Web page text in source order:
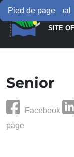
Menu principal
Contenu principal
Pied de page
SITE
Senior
Facebook
page